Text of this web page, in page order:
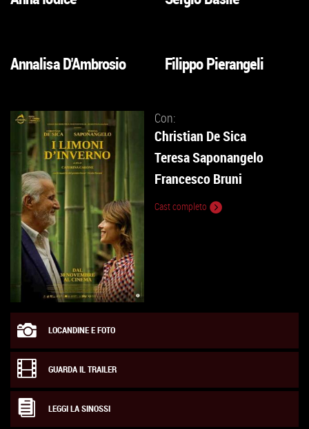
VAI
VAI
VAI
Annalisa D'Ambrosio
VAI
Filippo Pierangeli
Con:
Christian De Sica
Teresa Saponangelo
Francesco Bruni
Cast completo
LOCANDINE E FOTO
GUARDA IL TRAILER
LEGGI LA SINOSSI